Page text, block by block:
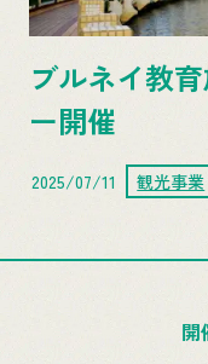
ブルネイ教
ー開催
2025/07/11 観光事業
開